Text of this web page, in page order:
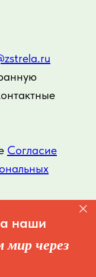
Согласие
наши
через